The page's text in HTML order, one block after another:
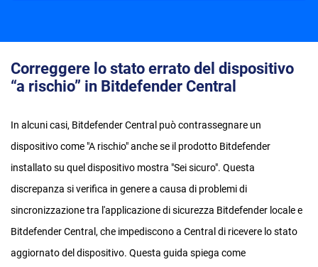
Correggere lo stato errato del dispositivo
“a rischio” in Bitdefender Central
In alcuni casi, Bitdefender Central può contrassegnare un
dispositivo come "A rischio" anche se il prodotto Bitdefender
installato su quel dispositivo mostra "Sei sicuro". Questa
discrepanza si verifica in genere a causa di problemi di
sincronizzazione tra l'applicazione di sicurezza Bitdefender locale e
Bitdefender Central, che impediscono a Central di ricevere lo stato
aggiornato del dispositivo. Questa guida spiega come